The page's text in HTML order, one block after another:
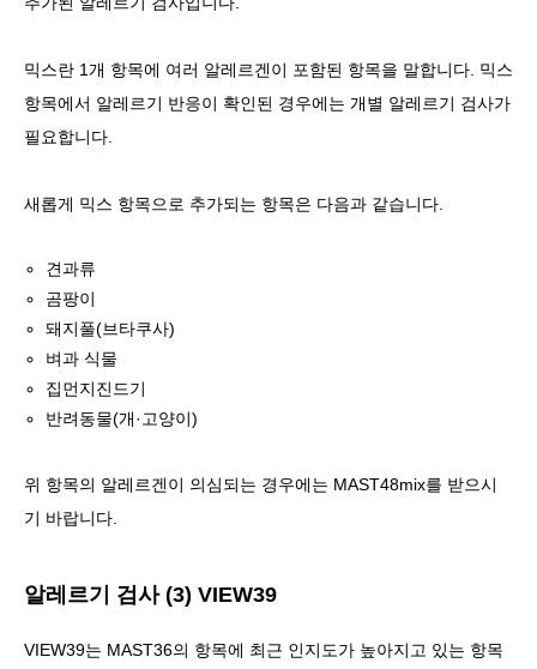
믹스란 1개 항목에 여러 알레르겐이 포함된 항목을 말합니다. 믹스
항목에서 알레르기 반응이 확인된 경우에는 개별 알레르기 검사가
필요합니다.
새롭게 믹스 항목으로 추가되는 항목은 다음과 같습니다.
견과류
곰팡이
돼지풀(브타쿠사)
벼과 식물
집먼지진드기
반려동물(개·고양이)
위 항목의 알레르겐이 의심되는 경우에는 MAST48mix를 받으시
기 바랍니다.
알레르기 검사 (3) VIEW39
VIEW39는 MAST36의 항목에 최근 인지도가 높아지고 있는 항목